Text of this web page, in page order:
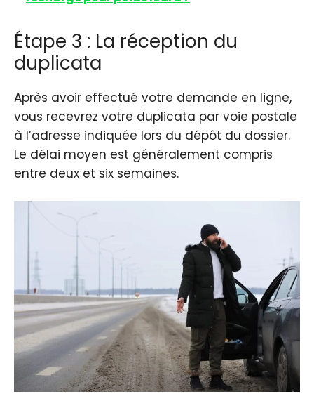
Étape 3 : La réception du
duplicata
Après avoir effectué votre demande en ligne,
vous recevrez votre duplicata par voie postale
à l’adresse indiquée lors du dépôt du dossier.
Le délai moyen est généralement compris
entre deux et six semaines.